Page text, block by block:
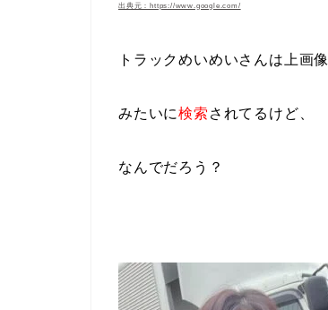
出典元：https://www.google.com/
トラックめいめいさんは 上画像
みたいに検索 されてるけど、
なんでだろう？